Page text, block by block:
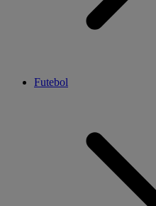
Futebol